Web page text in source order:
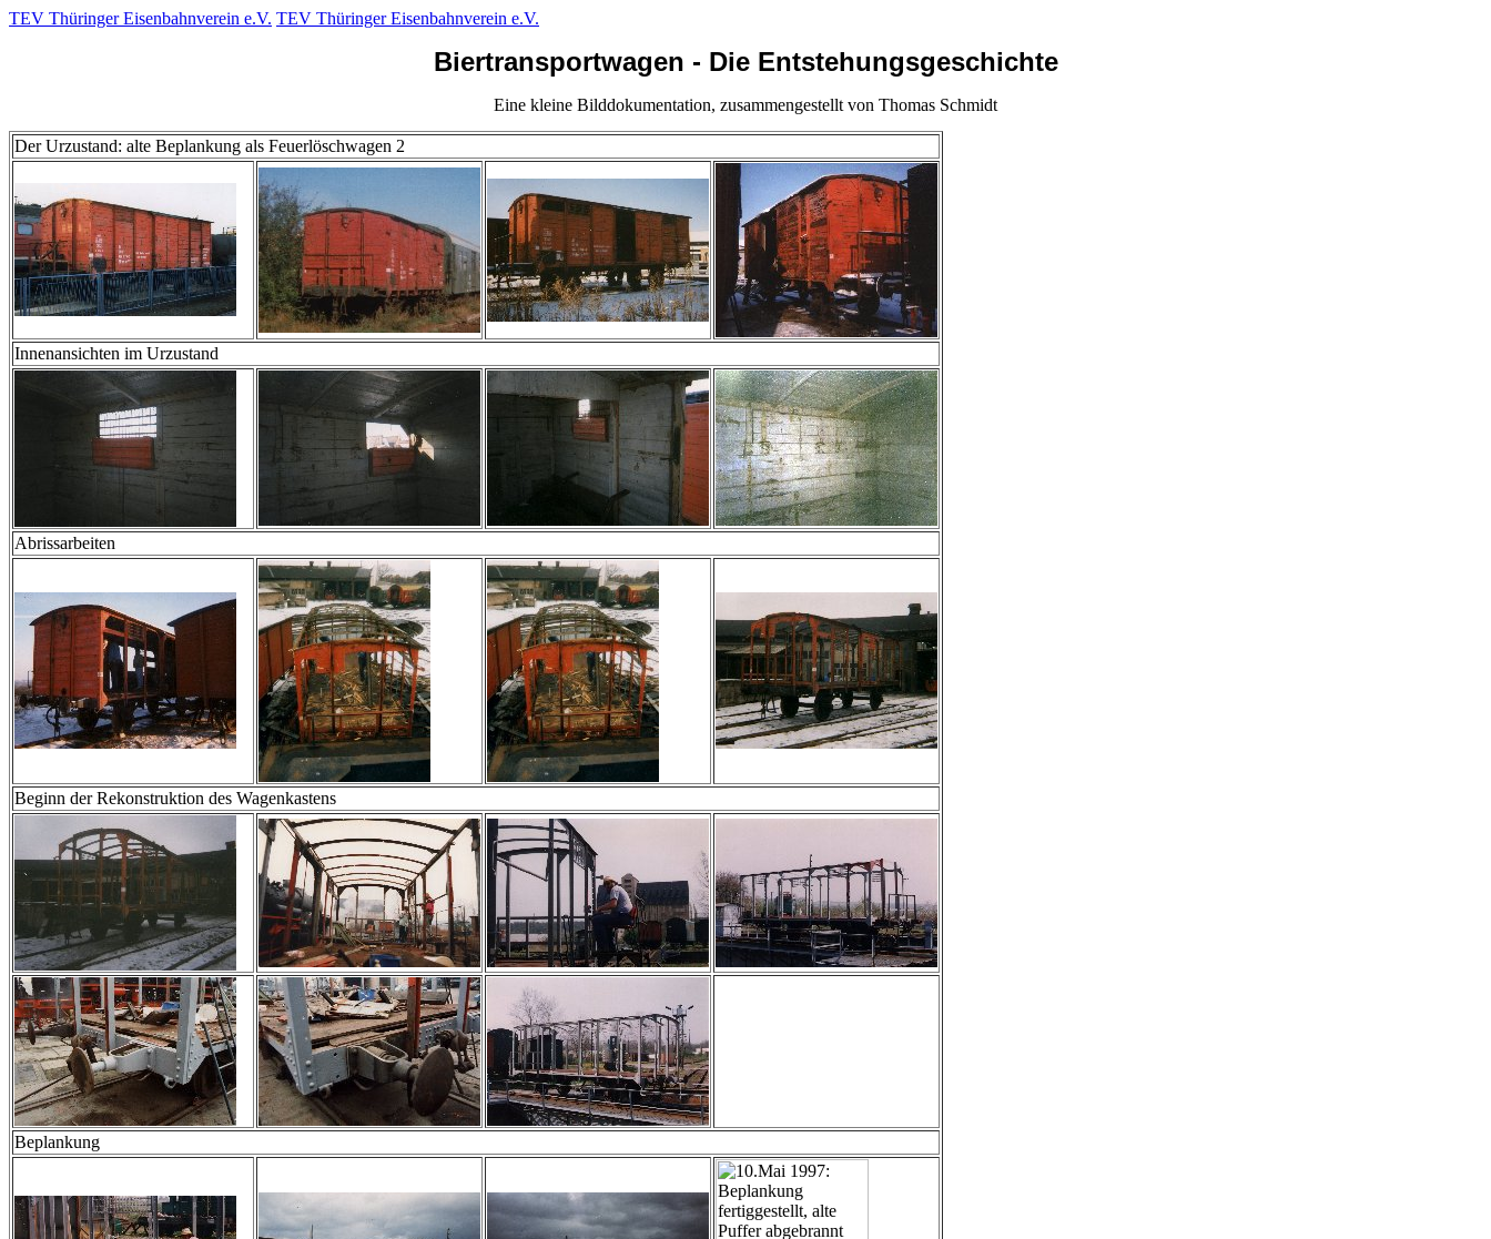
TEV Thüringer Eisenbahnverein e.V. TEV Thüringer Eisenbahnverein e.V.
Biertransportwagen - Die Entstehungsgeschichte
Eine kleine Bilddokumentation, zusammengestellt von Thomas Schmidt
Der Urzustand: alte Beplankung als Feuerlöschwagen 2
Innenansichten im Urzustand
Abrissarbeiten
Beginn der Rekonstruktion des Wagenkastens
Beplankung